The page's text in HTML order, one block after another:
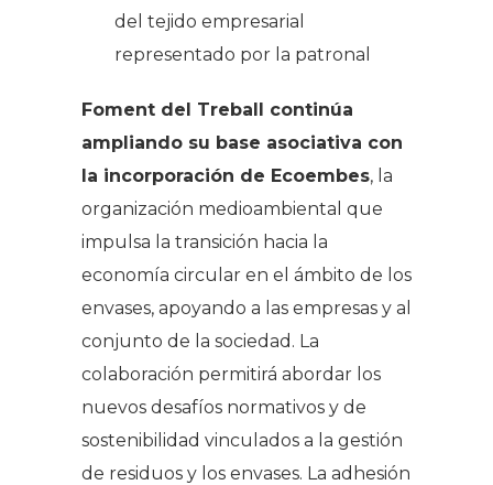
del tejido empresarial
representado por la patronal
Foment del Treball continúa
ampliando su base asociativa con
la incorporación de Ecoembes, la
organización medioambiental que
impulsa la transición hacia la
economía circular en el ámbito de los
envases, apoyando a las empresas y al
conjunto de la sociedad. La
colaboración permitirá abordar los
nuevos desafíos normativos y de
sostenibilidad vinculados a la gestión
de residuos y los envases. La adhesión